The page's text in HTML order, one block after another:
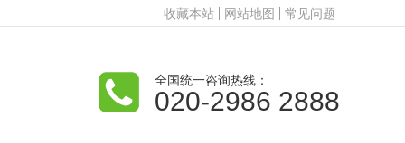
收藏本站 网站地图 常见问题
全国统一咨询热线：
020-2986 2888